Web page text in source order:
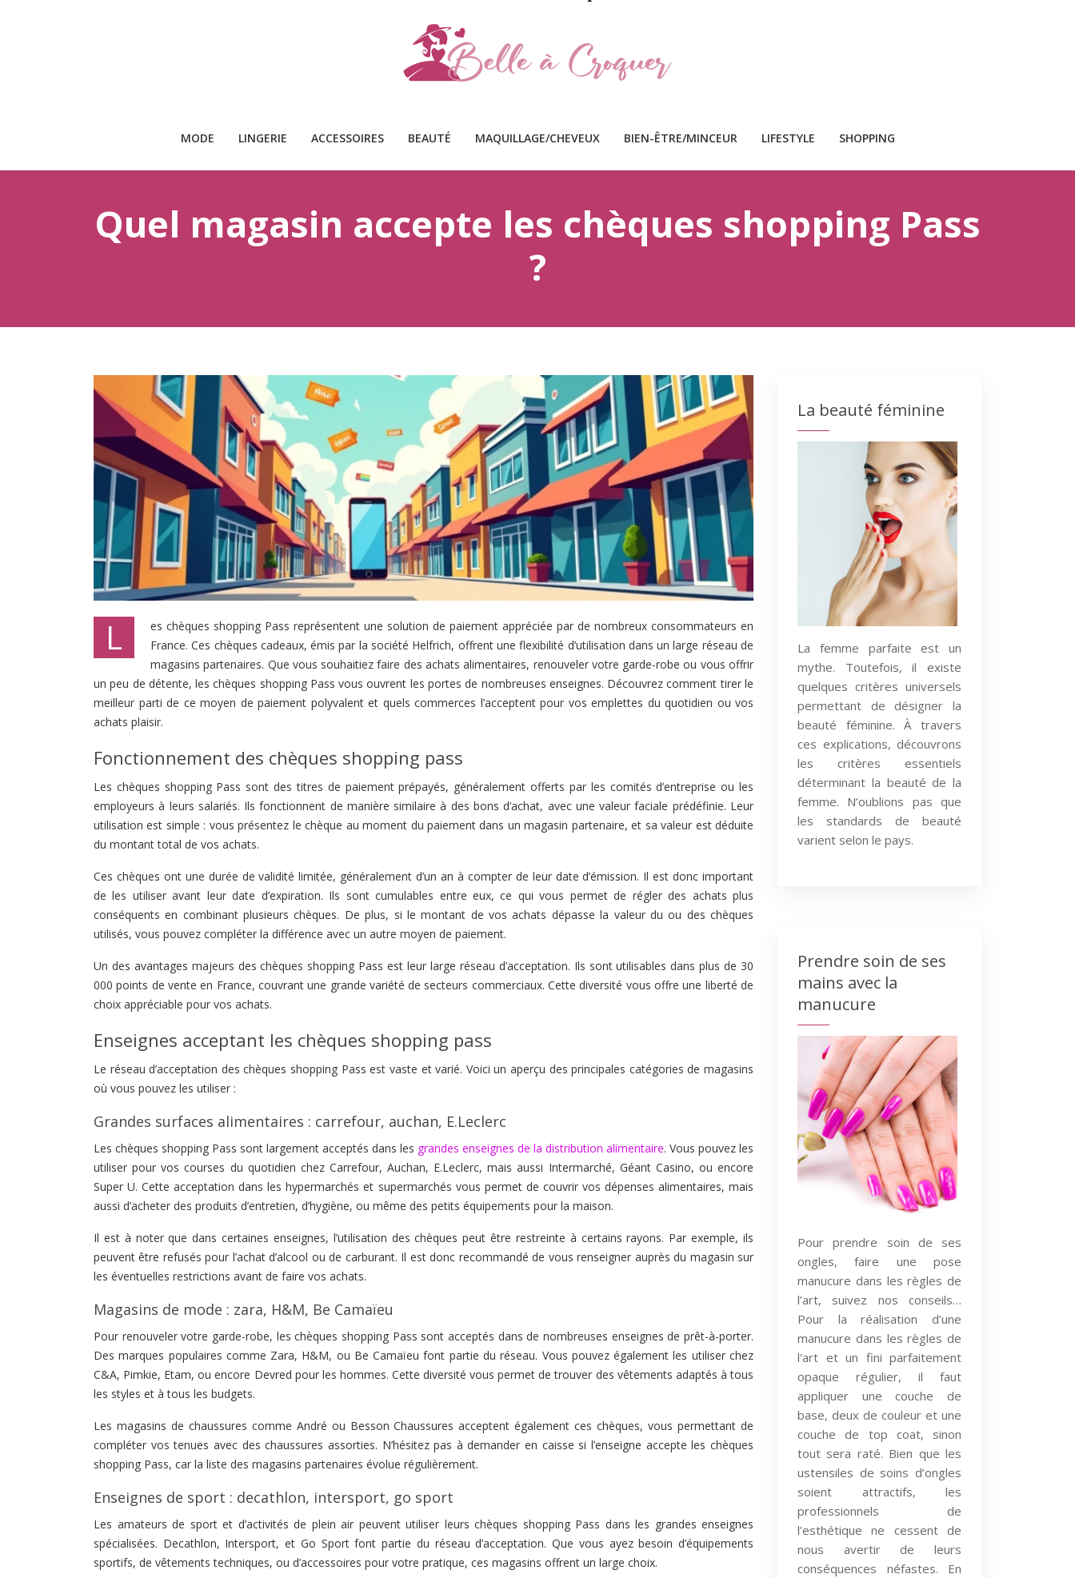
MODE LINGERIE ACCESSOIRES BEAUTÉ MAQUILLAGE/CHEVEUX BIEN-ÊTRE/MINCEUR LIFESTYLE SHOPPING
Quel magasin accepte les chèques shopping Pass
?
L
es chèques shopping Pass représentent une solution de paiement appréciée par de nombreux consommateurs en
France. Ces chèques cadeaux, émis par la société Helfrich, offrent une flexibilité d’utilisation dans un large réseau de
magasins partenaires. Que vous souhaitiez faire des achats alimentaires, renouveler votre garde-robe ou vous offrir
un peu de détente, les chèques shopping Pass vous ouvrent les portes de nombreuses enseignes. Découvrez comment tirer le
meilleur parti de ce moyen de paiement polyvalent et quels commerces l’acceptent pour vos emplettes du quotidien ou vos
achats plaisir.
Fonctionnement des chèques shopping pass
Les chèques shopping Pass sont des titres de paiement prépayés, généralement offerts par les comités d’entreprise ou les
employeurs à leurs salariés. Ils fonctionnent de manière similaire à des bons d’achat, avec une valeur faciale prédéfinie. Leur
utilisation est simple : vous présentez le chèque au moment du paiement dans un magasin partenaire, et sa valeur est déduite
du montant total de vos achats.
Ces chèques ont une durée de validité limitée, généralement d’un an à compter de leur date d’émission. Il est donc important
de les utiliser avant leur date d’expiration. Ils sont cumulables entre eux, ce qui vous permet de régler des achats plus
conséquents en combinant plusieurs chèques. De plus, si le montant de vos achats dépasse la valeur du ou des chèques
utilisés, vous pouvez compléter la différence avec un autre moyen de paiement.
Un des avantages majeurs des chèques shopping Pass est leur large réseau d’acceptation. Ils sont utilisables dans plus de 30
000 points de vente en France, couvrant une grande variété de secteurs commerciaux. Cette diversité vous offre une liberté de
choix appréciable pour vos achats.
Enseignes acceptant les chèques shopping pass
Le réseau d’acceptation des chèques shopping Pass est vaste et varié. Voici un aperçu des principales catégories de magasins
où vous pouvez les utiliser :
Grandes surfaces alimentaires : carrefour, auchan, E.Leclerc
Les chèques shopping Pass sont largement acceptés dans les grandes enseignes de la distribution alimentaire. Vous pouvez les
utiliser pour vos courses du quotidien chez Carrefour, Auchan, E.Leclerc, mais aussi Intermarché, Géant Casino, ou encore
Super U. Cette acceptation dans les hypermarchés et supermarchés vous permet de couvrir vos dépenses alimentaires, mais
aussi d’acheter des produits d’entretien, d’hygiène, ou même des petits équipements pour la maison.
Il est à noter que dans certaines enseignes, l’utilisation des chèques peut être restreinte à certains rayons. Par exemple, ils
peuvent être refusés pour l’achat d’alcool ou de carburant. Il est donc recommandé de vous renseigner auprès du magasin sur
les éventuelles restrictions avant de faire vos achats.
Magasins de mode : zara, H&M, Be Camaïeu
Pour renouveler votre garde-robe, les chèques shopping Pass sont acceptés dans de nombreuses enseignes de prêt-à-porter.
Des marques populaires comme Zara, H&M, ou Be Camaïeu font partie du réseau. Vous pouvez également les utiliser chez
C&A, Pimkie, Etam, ou encore Devred pour les hommes. Cette diversité vous permet de trouver des vêtements adaptés à tous
les styles et à tous les budgets.
Les magasins de chaussures comme André ou Besson Chaussures acceptent également ces chèques, vous permettant de
compléter vos tenues avec des chaussures assorties. N’hésitez pas à demander en caisse si l’enseigne accepte les chèques
shopping Pass, car la liste des magasins partenaires évolue régulièrement.
Enseignes de sport : decathlon, intersport, go sport
Les amateurs de sport et d’activités de plein air peuvent utiliser leurs chèques shopping Pass dans les grandes enseignes
spécialisées. Decathlon, Intersport, et Go Sport font partie du réseau d’acceptation. Que vous ayez besoin d’équipements
sportifs, de vêtements techniques, ou d’accessoires pour votre pratique, ces magasins offrent un large choix.
La beauté féminine
La femme parfaite est un
mythe. Toutefois, il existe
quelques critères universels
permettant de désigner la
beauté féminine. À travers
ces explications, découvrons
les critères essentiels
déterminant la beauté de la
femme. N’oublions pas que
les standards de beauté
varient selon le pays.
Prendre soin de ses
mains avec la
manucure
Pour prendre soin de ses
ongles, faire une pose
manucure dans les règles de
l’art, suivez nos conseils…
Pour la réalisation d’une
manucure dans les règles de
l'art et un fini parfaitement
opaque régulier, il faut
appliquer une couche de
base, deux de couleur et une
couche de top coat, sinon
tout sera raté. Bien que les
ustensiles de soins d’ongles
soient attractifs, les
professionnels de
l’esthétique ne cessent de
nous avertir de leurs
conséquences néfastes. En